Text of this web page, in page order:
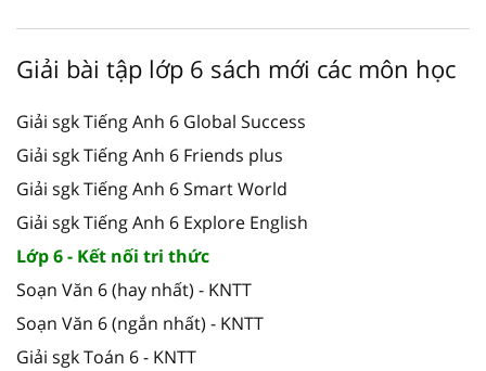
Giải bài tập lớp 6 sách mới các môn học
Giải sgk Tiếng Anh 6 Global Success
Giải sgk Tiếng Anh 6 Friends plus
Giải sgk Tiếng Anh 6 Smart World
Giải sgk Tiếng Anh 6 Explore English
Lớp 6 - Kết nối tri thức
Soạn Văn 6 (hay nhất) - KNTT
Soạn Văn 6 (ngắn nhất) - KNTT
Giải sgk Toán 6 - KNTT